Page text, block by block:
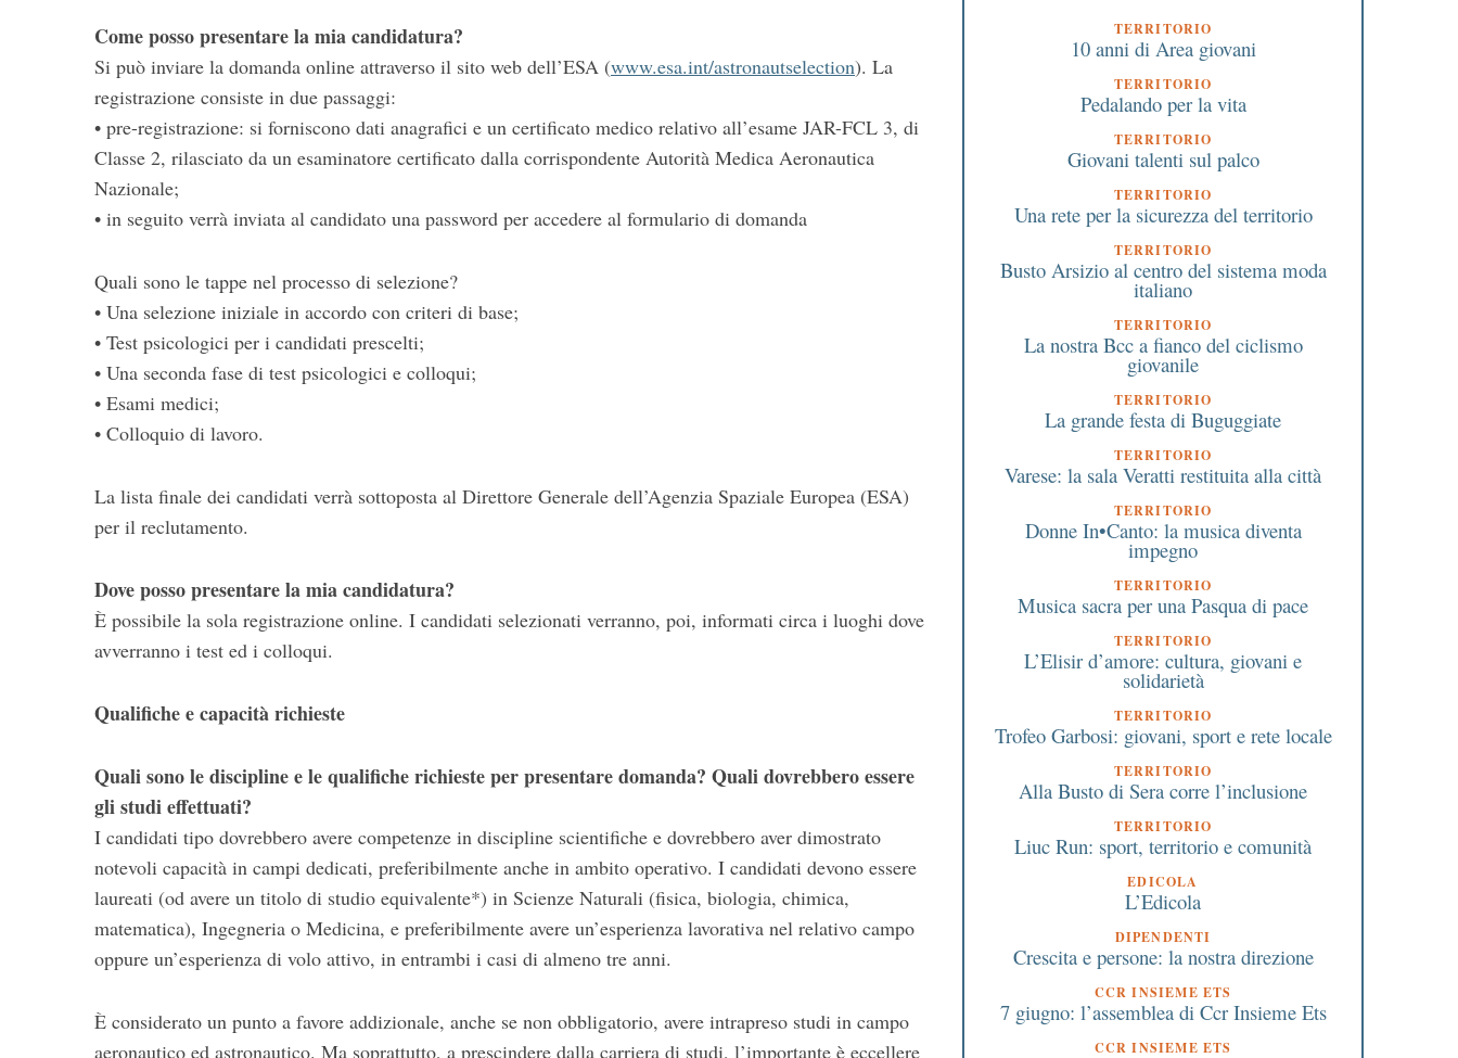
Come posso presentare la mia candidatura?
Si può inviare la domanda online attraverso il sito web dell’ESA (www.esa.int/astronautselection). La
registrazione consiste in due passaggi:
• pre-registrazione: si forniscono dati anagrafici e un certificato medico relativo all’esame JAR-FCL 3, di
Classe 2, rilasciato da un esaminatore certificato dalla corrispondente Autorità Medica Aeronautica
Nazionale;
• in seguito verrà inviata al candidato una password per accedere al formulario di domanda
Quali sono le tappe nel processo di selezione?
• Una selezione iniziale in accordo con criteri di base;
• Test psicologici per i candidati prescelti;
• Una seconda fase di test psicologici e colloqui;
• Esami medici;
• Colloquio di lavoro.
La lista finale dei candidati verrà sottoposta al Direttore Generale dell’Agenzia Spaziale Europea (ESA)
per il reclutamento.
Dove posso presentare la mia candidatura?
È possibile la sola registrazione online. I candidati selezionati verranno, poi, informati circa i luoghi dove
avverranno i test ed i colloqui.
Qualifiche e capacità richieste
Quali sono le discipline e le qualifiche richieste per presentare domanda? Quali dovrebbero essere
gli studi effettuati?
I candidati tipo dovrebbero avere competenze in discipline scientifiche e dovrebbero aver dimostrato
notevoli capacità in campi dedicati, preferibilmente anche in ambito operativo. I candidati devono essere
laureati (od avere un titolo di studio equivalente*) in Scienze Naturali (fisica, biologia, chimica,
matematica), Ingegneria o Medicina, e preferibilmente avere un’esperienza lavorativa nel relativo campo
oppure un’esperienza di volo attivo, in entrambi i casi di almeno tre anni.
È considerato un punto a favore addizionale, anche se non obbligatorio, avere intrapreso studi in campo
aeronautico ed astronautico. Ma soprattutto, a prescindere dalla carriera di studi, l’importante è eccellere
TERRITORIO
10 anni di Area giovani
TERRITORIO
Pedalando per la vita
TERRITORIO
Giovani talenti sul palco
TERRITORIO
Una rete per la sicurezza del territorio
TERRITORIO
Busto Arsizio al centro del sistema moda
italiano
TERRITORIO
La nostra Bcc a fianco del ciclismo
giovanile
TERRITORIO
La grande festa di Buguggiate
TERRITORIO
Varese: la sala Veratti restituita alla città
TERRITORIO
Donne In•Canto: la musica diventa
impegno
TERRITORIO
Musica sacra per una Pasqua di pace
TERRITORIO
L’Elisir d’amore: cultura, giovani e
solidarietà
TERRITORIO
Trofeo Garbosi: giovani, sport e rete locale
TERRITORIO
Alla Busto di Sera corre l’inclusione
TERRITORIO
Liuc Run: sport, territorio e comunità
EDICOLA
L’Edicola
DIPENDENTI
Crescita e persone: la nostra direzione
CCR INSIEME ETS
7 giugno: l’assemblea di Ccr Insieme Ets
CCR INSIEME ETS
S
e
a
h
o